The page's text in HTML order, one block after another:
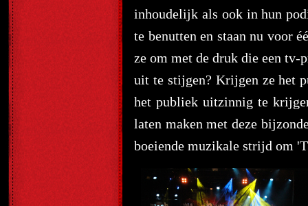
inhoudelijk als ook in hun
te benutten en staan nu voor
ze om met de druk die een
uit te stijgen? Krijgen ze het
het publiek uitzinnig te
laten maken met deze
boeiende muzikale strijd om